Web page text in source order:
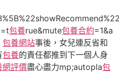
包養rue&mute包養合約=1&a
包養網站事後，女兒連反省和
包養的責任都推到下一個人身
網評價盡心盡力mp;autopla包